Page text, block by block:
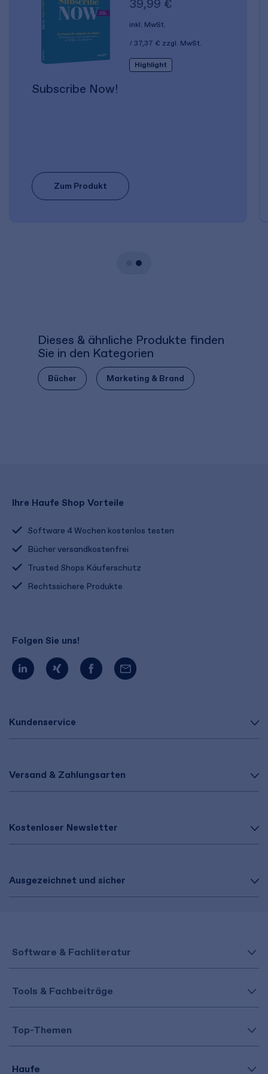
39,99 €
inkl. MwSt.
37,37 € zzgl. MwSt.
Highlight
Subscribe Now!
Zum Produkt
Dieses & ähnliche Produkte finden
Sie in den Kategorien
Bücher Marketing & Brand
Kundenservice
Versand & Zahlungsarten
Kostenloser Newsletter
Ausgezeichnet und sicher
Ihre Haufe Shop Vorteile
Software 4 Wochen kostenlos testen
Bücher versandkostenfrei
Trusted Shops Käuferschutz
Rechtssichere Produkte
Folgen Sie uns!
Software & Fachliteratur
Tools & Fachbeiträge
Top-Themen
Haufe